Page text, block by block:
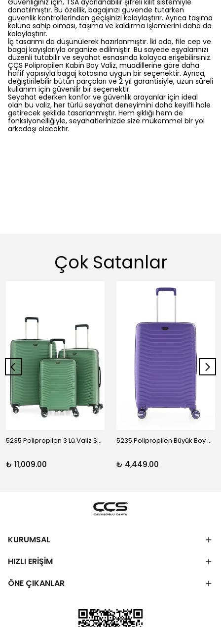
donatılmıştır. Bu özellik, bagajınızı güvende tutarken
güvenlik kontrollerinden geçişinizi kolaylaştırır. Ayrıca taşıma
koluna sahip olması, taşıma ve kaldırma işlemlerini daha da
kolaylaştırır.
İç tasarımı da düşünülerek hazırlanmıştır. İki oda, file cep ve
bagaj kayışlarıyla organize edilmiştir. Bu sayede eşyalarınızı
düzenli tutabilir ve seyahat esnasında kolayca erişebilirsiniz.
ÇÇS Polipropilen Kabin Boy Valiz, muadillerine göre daha
hafif yapısıyla bagaj kotasına uygun bir seçenektir. Ayrıca,
değiştirilebilir bütün parçaları ve 2 yıl garantisiyle, uzun süreli
kullanım için güvenilir bir seçenektir.
Seyahat ederken konfor ve güvenlik arayanlar için ideal
olan bu valiz, her türlü seyahat deneyimini daha keyifli hale
getirecek şekilde tasarlanmıştır. Hem şıklığı hem de
fonksiyonelliğiyle, seyahatlerinizde size mükemmel bir yol
arkadaşı olacaktır.
Çok Satanlar
5235 Polipropilen 3 Lü Valiz Seti
₺ 11,009.00
5235 Polipropilen Büyük Boy Valiz
₺ 4,449.00
KURUMSAL
HIZLI ERİŞİM
ÖNE ÇIKANLAR